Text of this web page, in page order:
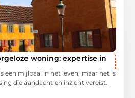
woning: expertise in
een mijlpaal in het leven, maar het is
die aandacht en inzicht vereist.